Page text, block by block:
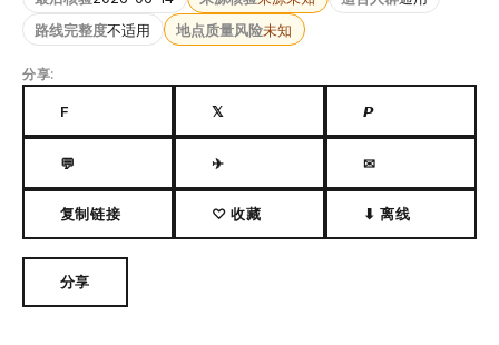
路线完整度不适用 地点质量风险未知
分享:
F 𝕏 𝙋
💬 ✈ ✉
复制链接 ♡ 收藏 ⬇ 离线
分享